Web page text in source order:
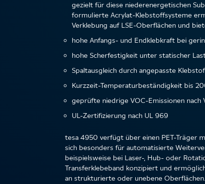
gezielt für diese niederenergetischen
formulierte Acrylat-Klebstoffsysteme
Verklebung auf LSE-Oberflächen und
hohe Anfangs- und Endklebkraft bei
hohe Scherfestigkeit unter statischer
Spaltausgleich durch angepasste
Kurzzeit-Temperaturbeständigkeit bis
geprüfte niedrige VOC-Emissionen nach
UL-Zertifizierung nach UL 969
tesa 4950 verfügt über einen PET-Träger
sich besonders für automatisierte
beispielsweise bei Laser-, Hub- oder
Transferklebeband konzipiert und
an strukturierte oder unebene Oberflächen.